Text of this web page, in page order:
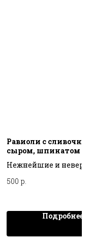
Равиоли с
сыром, шпинатом и
пармезаном, 400 г
Нежнейшие и
сливочным сыром,
500 р.
Подробнее